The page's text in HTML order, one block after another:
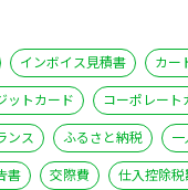
インボイス見積書
カー
ットカード
コーポレート
ンス ふるさと納税
書 交際費 仕入控除税